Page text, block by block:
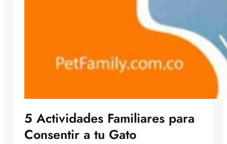
5 Actividades Familiares para
Consentir a tu Gato